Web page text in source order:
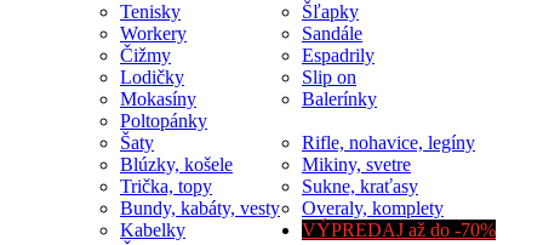
Tenisky
Workery
Čižmy
Lodičky
Mokasíny
Poltopánky
Šľapky
Sandále
Espadrily
Slip on
Balerínky
Šaty
Blúzky, košele
Trička, topy
Bundy, kabáty, vesty
Rifle, nohavice, legíny
Mikiny, svetre
Sukne, kraťasy
Overaly, komplety
Kabelky
VÝPREDAJ až do -70%